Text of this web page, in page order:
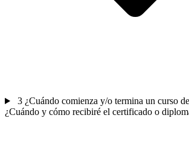
3 ¿Cuándo comienza y/o termina un curso
¿Cuándo y cómo recibiré el certificado o